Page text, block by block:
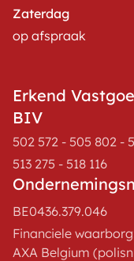
Zaterdag
op afspraak
Erkend
BIV
502 572 - 505 802 -
513 275 - 518 116
BE0436.379.046
Financiele
AXA Belgium